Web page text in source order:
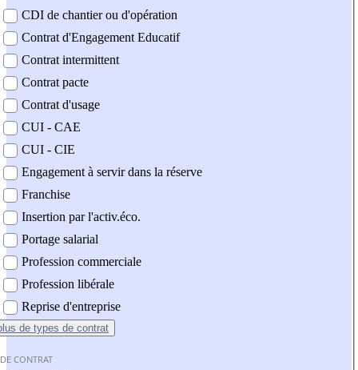
CDI de chantier ou d'opération
Contrat d'Engagement Educatif
Contrat intermittent
Contrat pacte
Contrat d'usage
CUI - CAE
CUI - CIE
Engagement à servir dans la réserve
Franchise
Insertion par l'activ.éco.
Portage salarial
Profession commerciale
Profession libérale
Reprise d'entreprise
de types de contrat
CONTRAT